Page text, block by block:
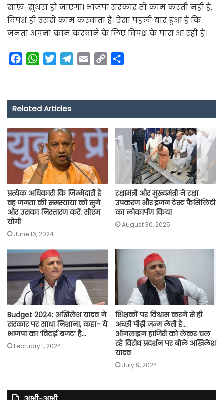
साफ़-सुथरा हो जाएगा। भाजपा सरकार तो काम करती नहीं है,
विपक्ष ही उससे काम करवाता है। ऐसा पहली बार हुआ है कि
जनता अपना काम करवाने के लिए विपक्ष के पास आ रही है।
e
b
o
k
W
t
s
p
p
t
t
r
e
a
m
i
y
n
k
r
Related Articles
प्रत्येक अधिकारी कि जिम्मेदारी है
वह जनता की समस्याया को सुने
और उसका निस्तारण करें: सीएम
योगी
June 16, 2024
रक्षामंत्री और मुख्यमंत्री ने रक्षा
उपकरण और इंजन टेस्ट फैसिलिटी
का लोकार्पण किया
August 30, 2025
Budget 2024: अखिलेश यादव ने
सरकार पर साधा निशाना, कहा- ये
भाजपा का ‘विदाई बजट’ है…
February 1, 2024
शिक्षकों पर विश्वास करने से ही
अच्छी पीढ़ी जन्म लेती है…
ऑनलाइन हाजिरी को लेकर चल
रहे विरोध प्रदर्शन पर बोले अखिलेश
यादव
July 9, 2024